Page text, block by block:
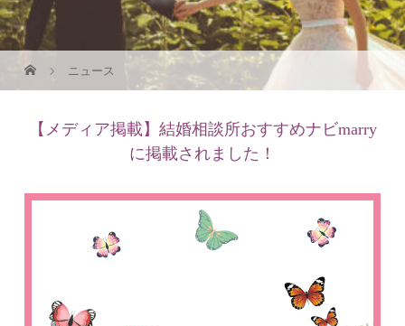
ニュース
【メディア掲載】結婚相談所おすすめナビmarry
に掲載されました！